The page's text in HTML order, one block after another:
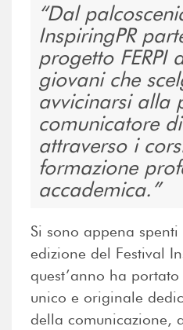
Dal
InspiringPR
progetto FERPI
giovani che
avvicinarsi alla
comunicatore
attraverso i
formazione
accademica.
Si sono appena
edizione del Festival
quest’anno ha
unico e originale
della comunicazione,